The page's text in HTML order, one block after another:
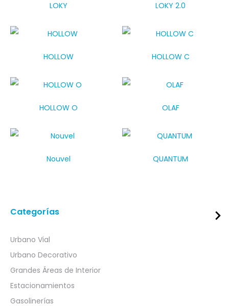
LOKY LOKY 2.0
HOLLOW HOLLOW C
HOLLOW O OLAF
Nouvel QUANTUM
Categorías
Urbano Vial
Urbano Decorativo
Grandes Áreas de Interior
Estacionamientos
Gasolinerías